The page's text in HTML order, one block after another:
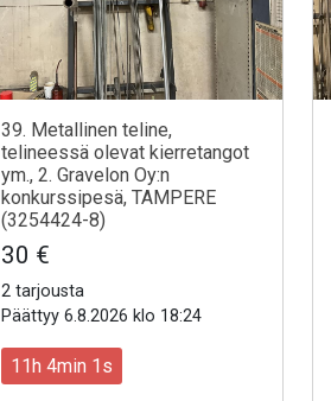
39. Metallinen teline,
telineessä olevat kierretangot
ym., 2. Gravelon Oy:n
konkurssipesä, TAMPERE
(3254424-8)
30 €
2 tarjousta
Päättyy 6.8.2026 klo 18:24
11h 3min 59s